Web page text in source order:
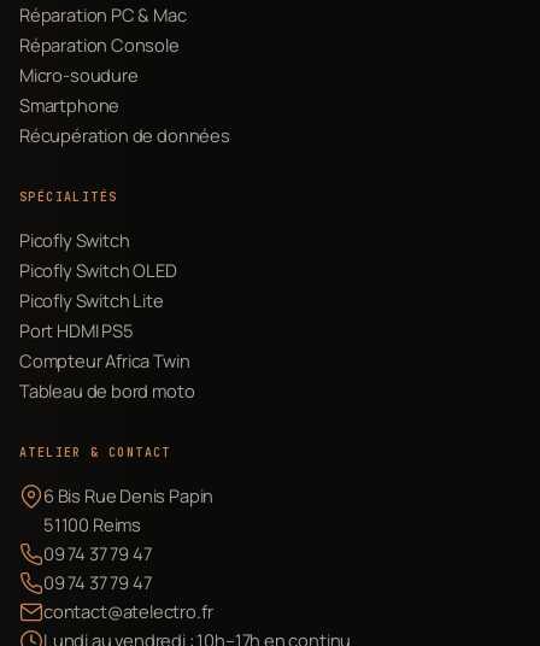
Réparation PC & Mac
Réparation Console
Micro-soudure
Smartphone
Récupération de données
SPÉCIALITÉS
Picofly Switch
Picofly Switch OLED
Picofly Switch Lite
Port HDMI PS5
Compteur Africa Twin
Tableau de bord moto
ATELIER & CONTACT
6 Bis Rue Denis Papin
51100 Reims
09 74 37 79 47
09 74 37 79 47
contact@atelectro.fr
Lundi au vendredi : 10h–17h en continu